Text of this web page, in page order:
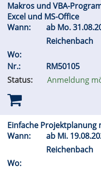
Makros und VBA-
Excel und MS-Office
Wann:
ab Mo.
Reichenbach
Wo:
Nr.:
RM50105
Status:
Anmeldung
Einfache Projektplanung
Wann:
ab Mi.
Reichenbach
Wo: